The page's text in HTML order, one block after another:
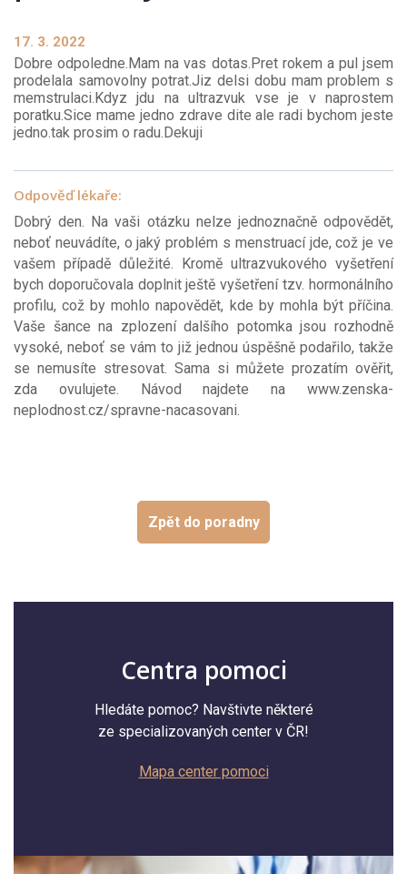
17. 3. 2022
Dobre odpoledne.Mam na vas dotas.Pret rokem a pul jsem
prodelala samovolny potrat.Jiz delsi dobu mam problem s
memstrulaci.Kdyz jdu na ultrazvuk vse je v naprostem
poratku.Sice mame jedno zdrave dite ale radi bychom jeste
jedno.tak prosim o radu.Dekuji
Odpověď lékaře:
Dobrý den. Na vaši otázku nelze jednoznačně odpovědět,
neboť neuvádíte, o jaký problém s menstruací jde, což je ve
vašem případě důležité. Kromě ultrazvukového vyšetření
bych doporučovala doplnit ještě vyšetření tzv. hormonálního
profilu, což by mohlo napovědět, kde by mohla být příčina.
Vaše šance na zplození dalšího potomka jsou rozhodně
vysoké, neboť se vám to již jednou úspěšně podařilo, takže
se nemusíte stresovat. Sama si můžete prozatím ověřit,
zda ovulujete. Návod najdete na www.zenska-
neplodnost.cz/spravne-nacasovani.
Zpět do poradny
Centra pomoci
Hledáte pomoc? Navštivte některé
ze specializovaných center v ČR!
Mapa center pomoci